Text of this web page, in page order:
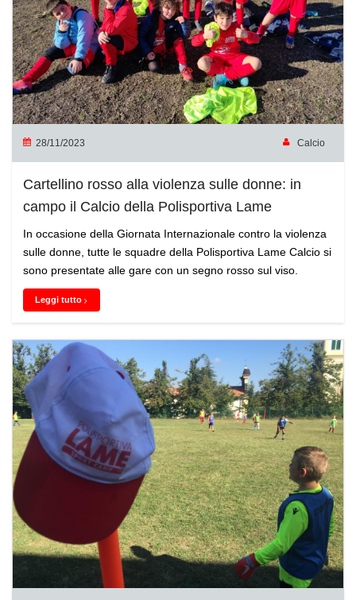
28/11/2023 Calcio
Cartellino rosso alla violenza sulle donne: in
campo il Calcio della Polisportiva Lame
In occasione della Giornata Internazionale contro la violenza
sulle donne, tutte le squadre della Polisportiva Lame Calcio si
sono presentate alle gare con un segno rosso sul viso.
Leggi tutto